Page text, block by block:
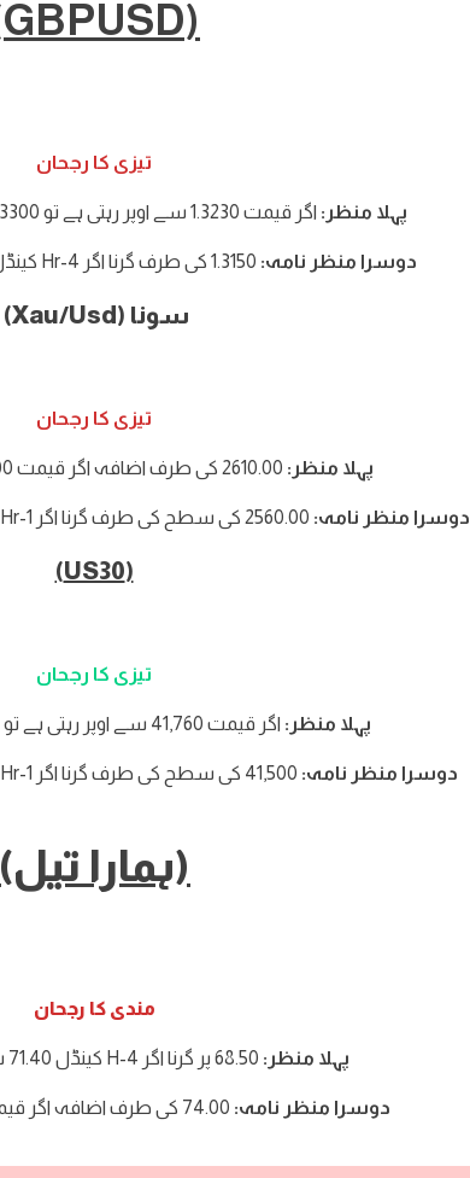
(GBPUSD)
تیزی کا رجحان
پہلا منظر: اگر قیمت 1.3230 سے اوپر رہتی ہے تو 1.3300 کی سطح کی طرف اضافہ
دوسرا منظر نامہ:
سونا (Xau/Usd)
تیزی کا رجحان
پہلا منظر: 2610.00 کی طرف اضافہ اگر قیمت 2590.00 سے اوپر رہتی ہے۔
دوسرا منظر نامہ: 2560.00 کی سطح کی طرف گرنا اگر 1-Hr کینڈل 2590.00 سے نیچے بند ہو جائے
(US30)
تیزی کا رجحان
پہلا منظر: اگر قیمت 41,760 سے اوپر رہتی ہے تو 41,800 کی طرف اضافہ
دوسرا منظر نامہ: 41,500 کی سطح کی طرف گرنا اگر 1-Hr کینڈل 41,760 سے نیچے بند ہو جائے
(ہمارا تیل)
مندی کا رجحان
پہلا منظر: 68.50 پر گرنا اگر 4-H کینڈل 71.40 سے نیچے بند ہو جاتی ہے۔
دوسرا منظر نامہ: 74.00 کی طرف اضافہ اگر قیمت 71.40 سے اوپر رہتی ہے۔